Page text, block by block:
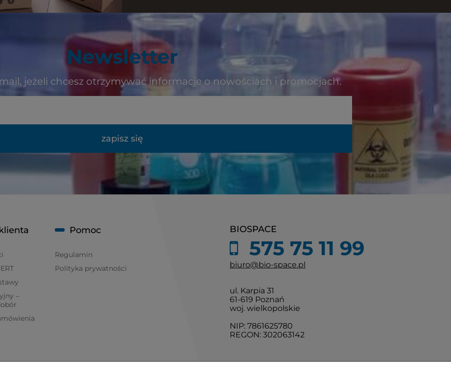
Newsletter
jeżeli chcesz otrzymywać informacje o nowościach i promocjach.
zapisz się
BIOSPACE
575 75 11 99
biuro@bio-space.pl
ul. Karpia 31
61-619 Poznań
woj. wielkopolskie
NIP: 7861625780
REGON: 302063142
–
Pomoc
Regulamin
Polityka prywatności